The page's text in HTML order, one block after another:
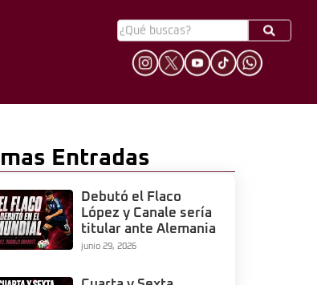
Entradas
Debutó el Flaco
López y Canale sería
titular ante Alemania
junio 29, 2026